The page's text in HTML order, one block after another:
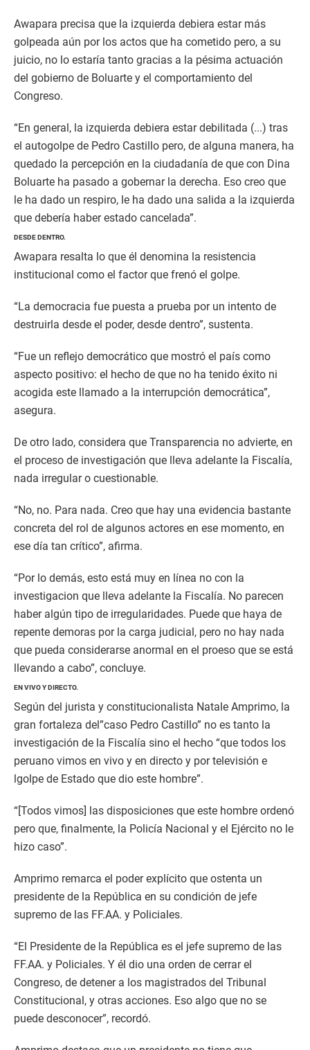
Awapara precisa que la izquierda debiera estar más
golpeada aún por los actos que ha cometido pero, a su
juicio, no lo estaría tanto gracias a la pésima actuación
del gobierno de Boluarte y el comportamiento del
Congreso.
“En general, la izquierda debiera estar debilitada (...) tras
el autogolpe de Pedro Castillo pero, de alguna manera, ha
quedado la percepción en la ciudadanía de que con Dina
Boluarte ha pasado a gobernar la derecha. Eso creo que
le ha dado un respiro, le ha dado una salida a la izquierda
que debería haber estado cancelada”.
DESDE DENTRO.
Awapara resalta lo que él denomina la resistencia
institucional como el factor que frenó el golpe.
“La democracia fue puesta a prueba por un intento de
destruirla desde el poder, desde dentro”, sustenta.
“Fue un reflejo democrático que mostró el país como
aspecto positivo: el hecho de que no ha tenido éxito ni
acogida este llamado a la interrupción democrática”,
asegura.
De otro lado, considera que Transparencia no advierte, en
el proceso de investigación que lleva adelante la Fiscalía,
nada irregular o cuestionable.
“No, no. Para nada. Creo que hay una evidencia bastante
concreta del rol de algunos actores en ese momento, en
ese día tan crítico”, afirma.
“Por lo demás, esto está muy en línea no con la
investigacion que lleva adelante la Fiscalía. No parecen
haber algún tipo de irregularidades. Puede que haya de
repente demoras por la carga judicial, pero no hay nada
que pueda considerarse anormal en el proeso que se está
llevando a cabo”, concluye.
EN VIVO Y DIRECTO.
Según del jurista y constitucionalista Natale Amprimo, la
gran fortaleza del”caso Pedro Castillo” no es tanto la
investigación de la Fiscalía sino el hecho “que todos los
peruano vimos en vivo y en directo y por televisión e
lgolpe de Estado que dio este hombre”.
“[Todos vimos] las disposiciones que este hombre ordenó
pero que, finalmente, la Policía Nacional y el Ejército no le
hizo caso”.
Amprimo remarca el poder explícito que ostenta un
presidente de la República en su condición de jefe
supremo de las FF.AA. y Policiales.
“El Presidente de la República es el jefe supremo de las
FF.AA. y Policiales. Y él dio una orden de cerrar el
Congreso, de detener a los magistrados del Tribunal
Constitucional, y otras acciones. Eso algo que no se
puede desconocer”, recordó.